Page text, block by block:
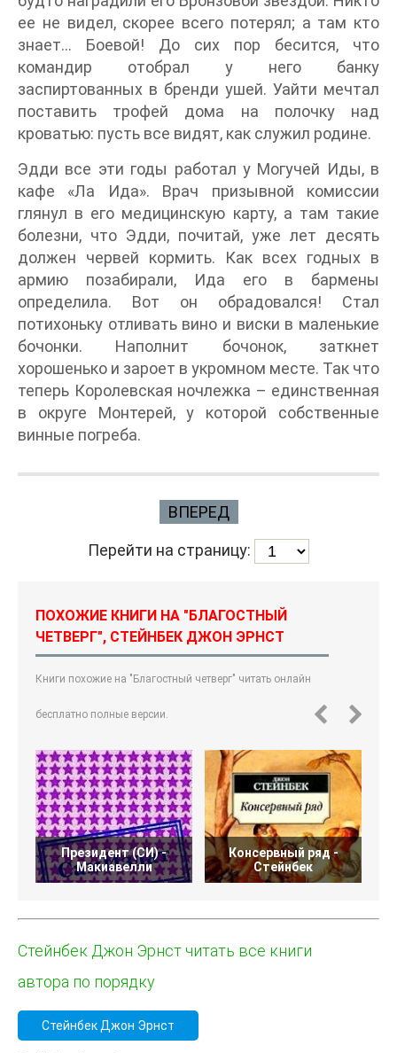
ее не видел, скорее всего потерял; а там кто
знает… Боевой! До сих пор бесится, что
командир отобрал у него банку
заспиртованных в бренди ушей. Уайти мечтал
поставить трофей дома на полочку над
кроватью: пусть все видят, как служил родине.
Эдди все эти годы работал у Могучей Иды, в
кафе «Ла Ида». Врач призывной комиссии
глянул в его медицинскую карту, а там такие
болезни, что Эдди, почитай, уже лет десять
должен червей кормить. Как всех годных в
армию позабирали, Ида его в бармены
определила. Вот он обрадовался! Стал
потихоньку отливать вино и виски в маленькие
бочонки. Наполнит бочонок, заткнет
хорошенько и зароет в укромном месте. Так что
теперь Королевская ночлежка – единственная
в округе Монтерей, у которой собственные
винные погреба.
ВПЕРЕД
Перейти на страницу:
ПОХОЖИЕ КНИГИ НА "БЛАГОСТНЫЙ
ЧЕТВЕРГ", СТЕЙНБЕК ДЖОН ЭРНСТ
Книги похожие на "Благостный четверг" читать онлайн
бесплатно полные версии.
Президент (СИ) -
Макиавелли
Консервный ряд -
Стейнбек
Стейнбек Джон Эрнст читать все книги
автора по порядку
Стейнбек Джон Эрнст